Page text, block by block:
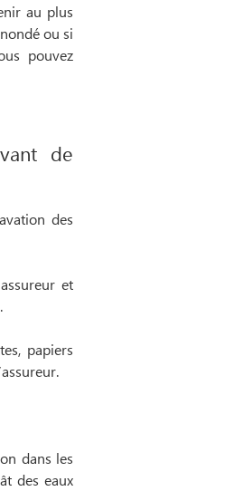
au plus
ou si
pouvez
de
des
et
papiers
dans les
des eaux